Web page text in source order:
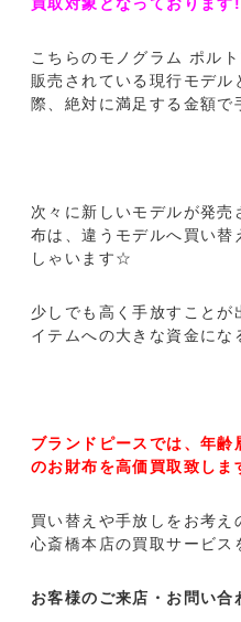
こちらのモノグラム ポル
販売されている現行モデ
際、絶対に満足する金額で
次々に新しいモデルが発
布は、違うモデルへ買い替
しゃいます☆
少しでも高く手放すこと
イテムへの大きな資金にな
ブランドピースでは、年
のお財布を高価買取致しま
買い替えや手放しをお考え
心斎橋本店の買取サービ
お客様のご来店・お問い